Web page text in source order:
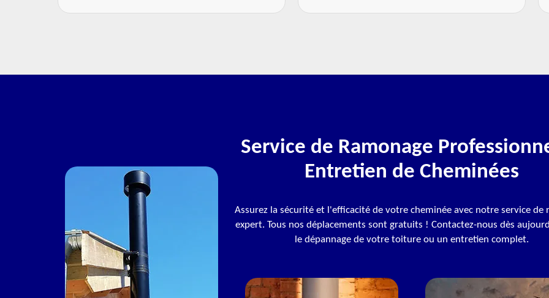
Service de Ramonage
Entretien de Cheminées
Assurez la sécurité et l'efficacité de votre cheminée avec notre service de
expert. Tous nos déplacements sont gratuits ! Contactez-nous dès
le dépannage de votre toiture ou un entretien complet.